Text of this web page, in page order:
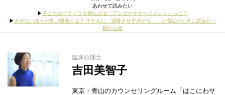
あわせて読みたい
▶︎子どものイライラを和らげる「アンガーマネージメント」って？
▶︎ させないほうが良い我慢とは？ 子どもに「我慢させすぎかな…」と悩んだときに読みたい
親の心得
臨床心理士
吉田美智子
東京・青山のカウンセリングルーム「はこにわサ